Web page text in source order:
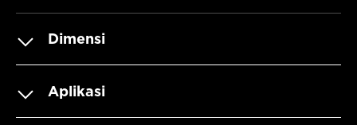
Dimensi
Aplikasi